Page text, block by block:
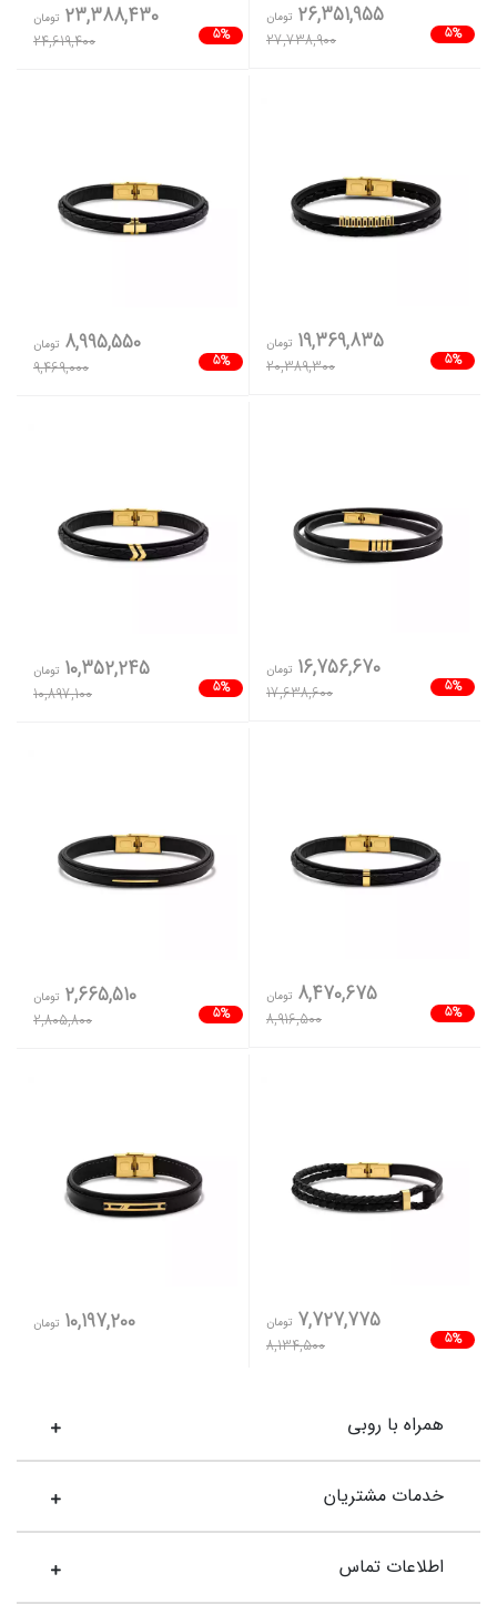
5%
26,351,955 تومان
27,738,900
5%
23,388,430 تومان
24,619,400
5%
19,369,835 تومان
20,389,300
5%
8,995,550 تومان
9,469,000
5%
16,756,670 تومان
17,638,600
5%
10,352,245 تومان
10,897,100
5%
8,470,675 تومان
8,916,500
5%
2,665,510 تومان
2,805,800
5%
7,727,775 تومان
8,134,500
10,197,200 تومان
همراه با روبی
خدمات مشتریان
اطلاعات تماس